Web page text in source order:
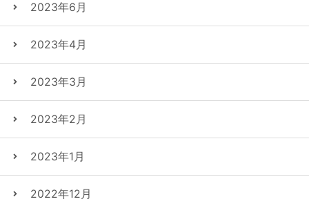
2023年6月
2023年4月
2023年3月
2023年2月
2023年1月
2022年12月